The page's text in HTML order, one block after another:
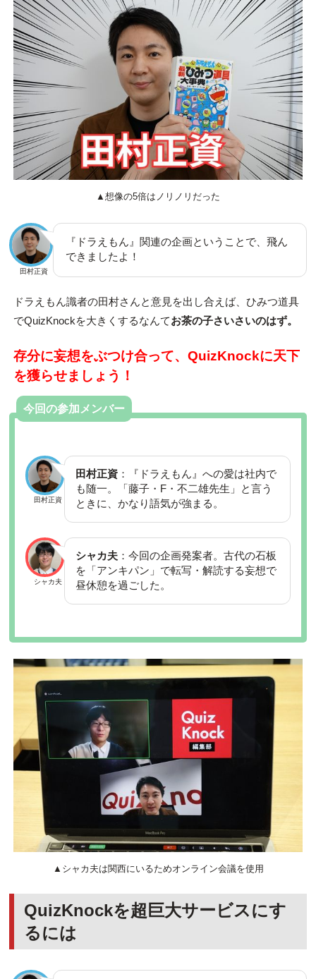
▲想像の5倍はノリノリだった
田村正資
『ドラえもん』関連の企画ということで、飛ん
できましたよ！
ドラえもん識者の田村さんと意見を出し合えば、ひみつ道具
でQuizKnockを大きくするなんてお茶の子さいさいのはず。
存分に妄想をぶつけ合って、QuizKnockに天下
を獲らせましょう！
今回の参加メンバー
田村正資
田村正資 ：『ドラえもん』への愛は社内で
も随一。「藤子・F・不二雄先生」と言う
ときに、かなり語気が強まる。
シャカ夫
シャカ夫 ：今回の企画発案者。古代の石板
を「アンキパン」で転写・解読する妄想で
昼休憩を過ごした。
▲シャカ夫は関西にいるためオンライン会議を使用
QuizKnockを超巨大サービスにす
るには